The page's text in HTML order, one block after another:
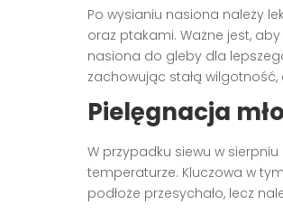
Po wysianiu nasiona należy
oraz ptakami. Ważne jest,
nasiona do gleby dla
zachowując stałą
Pielęgnacja
W przypadku siewu w
temperaturze. Kluczowa w
podłoże przesychało, lecz